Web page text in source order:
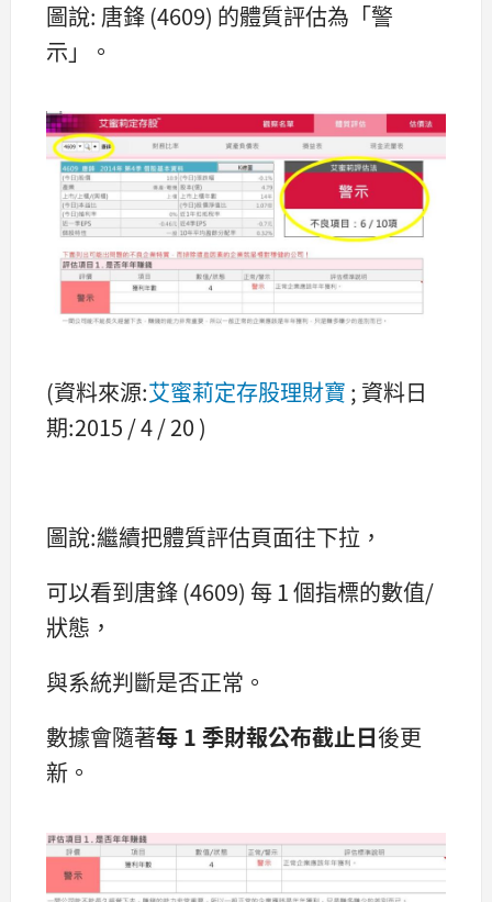
圖說: 唐鋒 (4609) 的體質評估為「警
示」。
(資料來源:艾蜜莉定存股理財寶 ; 資料日
期:2015 / 4 / 20 )
圖說:繼續把體質評估頁面往下拉，
可以看到唐鋒 (4609) 每 1 個指標的數值/
狀態，
與系統判斷是否正常。
數據會隨著每 1 季財報公布截止日後更
新。